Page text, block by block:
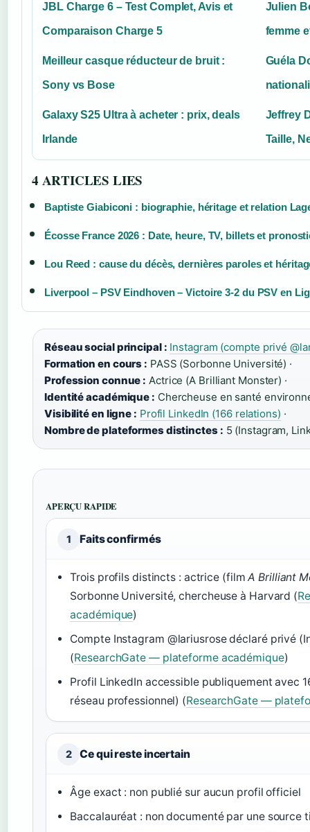
JBL Charge 6 – Test Complet, Avis et
Comparaison Charge 5
Julien
femme
Meilleur casque réducteur de bruit :
Sony vs Bose
Guéla
Galaxy S25 Ultra à acheter : prix, deals
Irlande
Jeffrey
Taille,
4 ARTICLES LIES
Baptiste Giabiconi : biographie, héritage et relation
Écosse France 2026 : Date, heure, TV, billets et
Lou Reed : cause du décès, dernières paroles et
Liverpool – PSV Eindhoven – Victoire 3-2 du PSV en
Réseau social principal : Instagram (compte privé
Formation en cours : PASS (Sorbonne Université) ·
Profession connue : Actrice (A Brilliant Monster) ·
Identité académique : Chercheuse en santé
Visibilité en ligne : Profil LinkedIn (166 relations) ·
Nombre de plateformes distinctes : 5 (Instagram,
APERÇU RAPIDE
1 Faits confirmés
Trois profils distincts : actrice (filmA Brilliant
Sorbonne Université, chercheuse à Harvard (
académique)
Compte Instagram @lariusrose déclaré privé
(ResearchGate — plateforme académique)
Profil LinkedIn accessible publiquement avec
réseau professionnel) (ResearchGate —
2 Ce qui reste incertain
Âge exact : non publié sur aucun profil officiel
Baccalauréat : non documenté par une source